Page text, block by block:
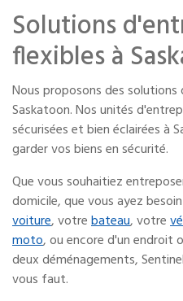
Solutions
flexibles à
Nous proposons des
Saskatoon. Nos unités
sécurisées et bien éclairées à
garder vos biens en sécurité.
Que vous souhaitiez
domicile, que vous ayez
voiture, votrebateau, votre
moto, ou encore d'un endroit
deux déménagements,
vous faut.